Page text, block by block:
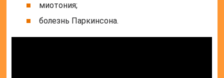
миотония;
болезнь Паркинсона.